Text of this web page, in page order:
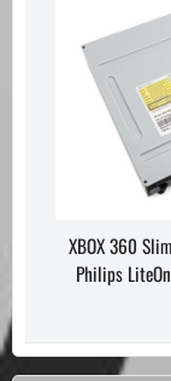
XBOX 360
Philips